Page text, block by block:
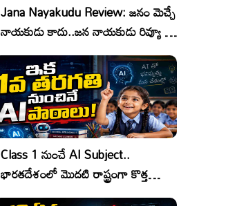
Jana Nayakudu Review: జనం మెచ్చే
నాయకుడు కాదు..జన నాయకుడు రివ్యూ &
రేటింగ్!
Class 1 నుంచే AI Subject..
భారతదేశంలో మొదటి రాష్ట్రంగా కొత్త
చరిత్ర!